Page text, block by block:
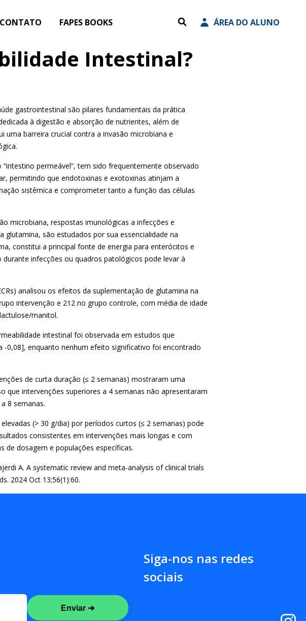
CONTATO FAPES BOOKS ÁREA DO ALUNO
Intestinal?
gastrointestinal são pilares fundamentais da prática
à digestão e absorção de nutrientes, além de
uma barreira crucial contra a invasão microbiana e
permeável”, tem sido frequentemente observado
permitindo que endotoxinas e exotoxinas atinjam a
sistêmica e comprometer tanto a função das células
microbiana, respostas imunológicas a infecções e
são estudados por sua essencialidade na
constitui a principal fonte de energia para enterócitos e
infecções ou quadros patológicos pode levar à
analisou os efeitos da suplementação de glutamina na
intervenção e 212 no grupo controle, com média de idade
manitol.
intestinal foi observada em estudos que
-0,08], enquanto nenhum efeito significativo foi encontrado
de curta duração (≤ 2 semanas) mostraram uma
que intervenções superiores a 4 semanas não apresentaram
8 semanas.
(> 30 g/dia) por períodos curtos (≤ 2 semanas) pode
consistentes em intervenções mais longas e com
de dosagem e populações específicas.
A. A systematic review and meta-analysis of clinical trials
2024 Oct 13;56(1):60.
Siga-nos nas redes
sociais